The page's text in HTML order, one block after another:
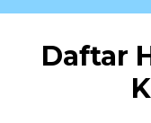
Daftar